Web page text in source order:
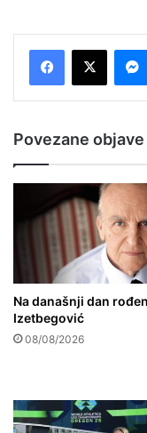
Povezane objave
Na današnji dan
Izetbegović
08/08/2026